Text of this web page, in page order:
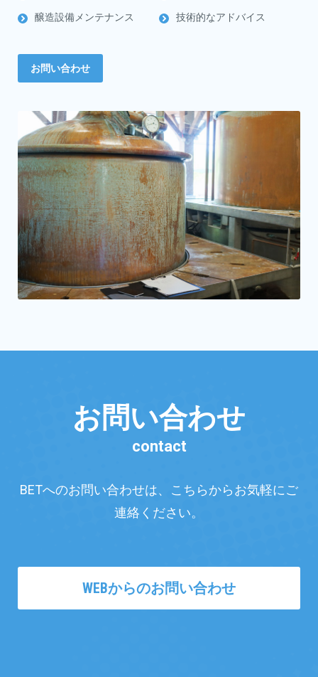
醸造設備メンテナンス 技術的なアドバイス
お問い合わせ
お問い合わせ
contact
BETへのお問い合わせは、こちらからお気軽にご
連絡ください。
WEBからのお問い合わせ